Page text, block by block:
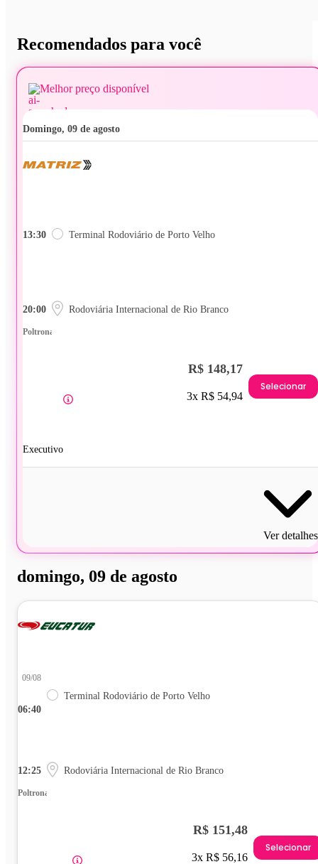
Recomendados para você
Melhor preço disponível
domingo, 09 de agosto
13:30 Terminal Rodoviário de Porto Velho
20:00 Rodoviária Internacional de Rio Branco
Poltrona
Executivo
R$ 148,17
3x R$ 54,94
Selecionar
Ver detalhes
domingo, 09 de agosto
06:40
09/08
Terminal Rodoviário de Porto Velho
12:25 Rodoviária Internacional de Rio Branco
Poltrona
R$ 151,48
3x R$ 56,16
Selecionar